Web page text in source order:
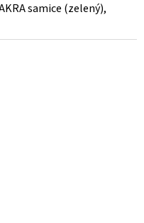
samice (zelený),